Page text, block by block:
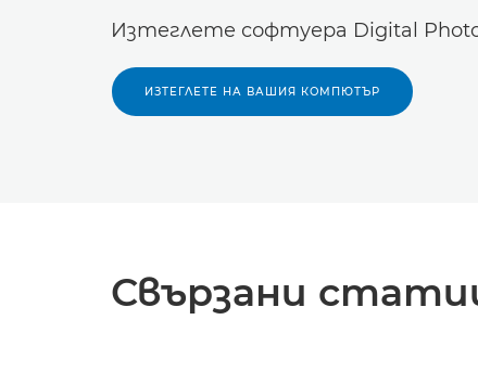
Изтеглете софтуера Digital Photo
ИЗТЕГЛЕТЕ НА ВАШИЯ КОМПЮТЪР
Свързани